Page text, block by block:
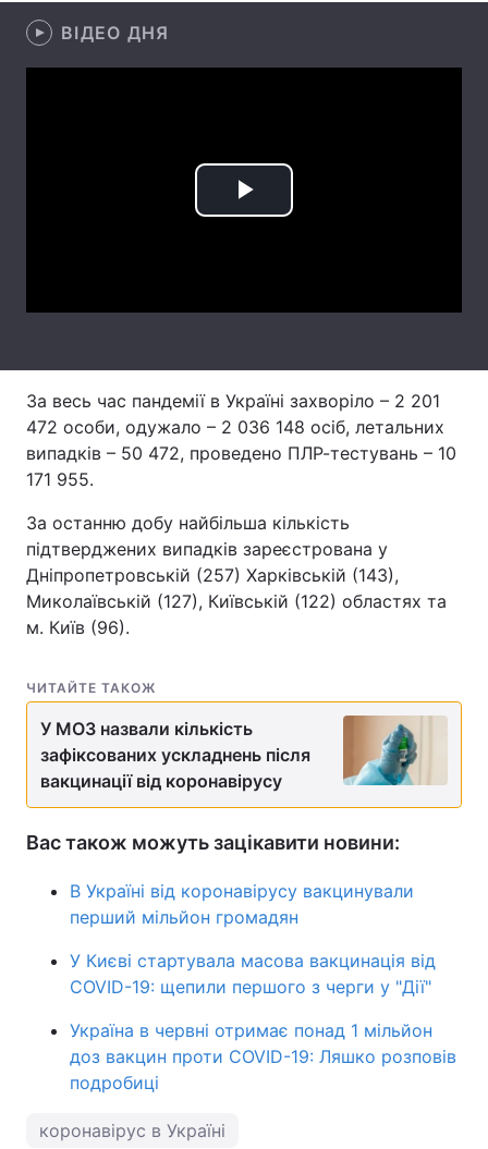
Зброя
Здоров'я Туризм
Регіони
Архів Вакансії
Контакти
Послуги
Тема оформлення
ВІДЕО ДНЯ
Play
За весь час пандемії в Україні захворіло – 2 201
472 особи, одужало – 2 036 148 осіб, летальних
випадків – 50 472, проведено ПЛР-тестувань – 10
171 955.
За останню добу найбільша кількість
підтверджених випадків зареєстрована у
Дніпропетровській (257) Харківській (143),
Миколаївській (127), Київській (122) областях та
м. Київ (96).
ЧИТАЙТЕ ТАКОЖ
У МОЗ назвали кількість
зафіксованих ускладнень після
вакцинації від коронавірусу
Вас також можуть зацікавити новини:
В Україні від коронавірусу вакцинували
перший мільйон громадян
У Києві стартувала масова вакцинація від
COVID-19: щепили першого з черги у "Дії"
Україна в червні отримає понад 1 мільйон
доз вакцин проти COVID-19: Ляшко розповів
подробиці
коронавірус в Україні